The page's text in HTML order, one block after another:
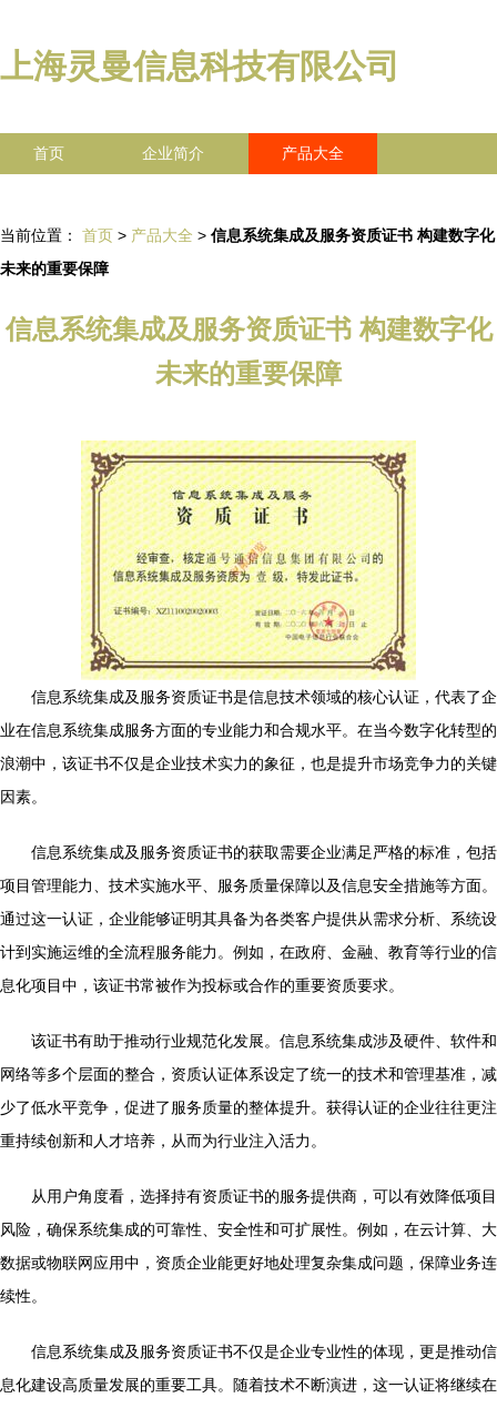
上海灵曼信息科技有限公司
首页 企业简介 产品大全
当前位置： 首页 > 产品大全 > 信息系统集成及服务资质证书 构建数字化
未来的重要保障
信息系统集成及服务资质证书 构建数字化
未来的重要保障
信息系统集成及服务资质证书是信息技术领域的核心认证，代表了企
业在信息系统集成服务方面的专业能力和合规水平。在当今数字化转型的
浪潮中，该证书不仅是企业技术实力的象征，也是提升市场竞争力的关键
因素。
信息系统集成及服务资质证书的获取需要企业满足严格的标准，包括
项目管理能力、技术实施水平、服务质量保障以及信息安全措施等方面。
通过这一认证，企业能够证明其具备为各类客户提供从需求分析、系统设
计到实施运维的全流程服务能力。例如，在政府、金融、教育等行业的信
息化项目中，该证书常被作为投标或合作的重要资质要求。
该证书有助于推动行业规范化发展。信息系统集成涉及硬件、软件和
网络等多个层面的整合，资质认证体系设定了统一的技术和管理基准，减
少了低水平竞争，促进了服务质量的整体提升。获得认证的企业往往更注
重持续创新和人才培养，从而为行业注入活力。
从用户角度看，选择持有资质证书的服务提供商，可以有效降低项目
风险，确保系统集成的可靠性、安全性和可扩展性。例如，在云计算、大
数据或物联网应用中，资质企业能更好地处理复杂集成问题，保障业务连
续性。
信息系统集成及服务资质证书不仅是企业专业性的体现，更是推动信
息化建设高质量发展的重要工具。随着技术不断演进，这一认证将继续在